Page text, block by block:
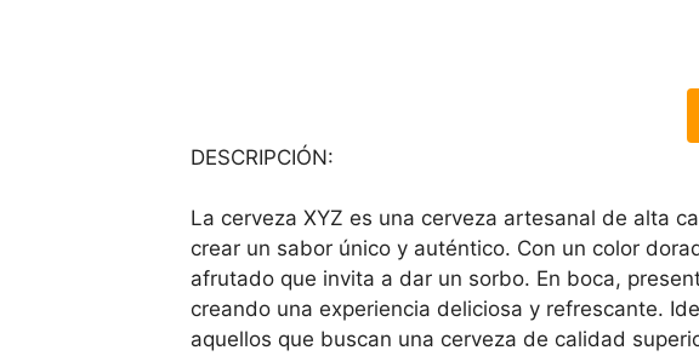
DESCRIPCIÓN:
La cerveza XYZ es una cerveza artesanal de alta
crear un sabor único y auténtico. Con un color
afrutado que invita a dar un sorbo. En boca,
creando una experiencia deliciosa y refrescante.
aquellos que buscan una cerveza de calidad